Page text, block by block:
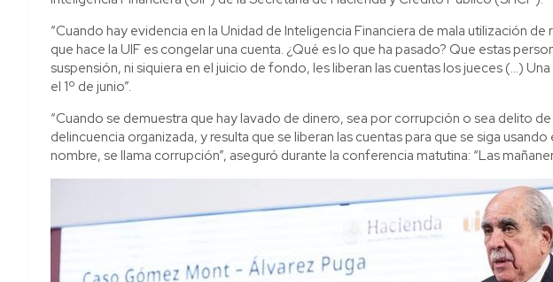
“Cuando hay evidencia en la Unidad de Inteligencia Financiera de mala utilización
que hace la UIF es congelar una cuenta. ¿Qué es lo que ha pasado? Que estas
suspensión, ni siquiera en el juicio de fondo, les liberan las cuentas los jueces (…)
el 1º de junio”.
“Cuando se demuestra que hay lavado de dinero, sea por corrupción o sea delito
delincuencia organizada, y resulta que se liberan las cuentas para que se siga
nombre, se llama corrupción”, aseguró durante la conferencia matutina: “Las